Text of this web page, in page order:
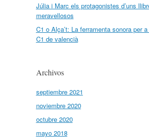
Júlia i Marc els protagonistes d’uns
meravellosos
C1 o Alça’t: La ferramenta sonora per
C1 de valencià
Archivos
septiembre 2021
noviembre 2020
octubre 2020
mayo 2018